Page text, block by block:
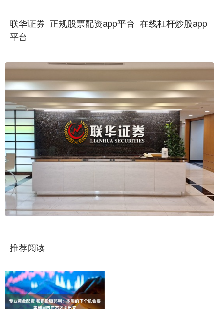
联华证券_正规股票配资app平台_在线杠杆炒股app
平台
推荐阅读